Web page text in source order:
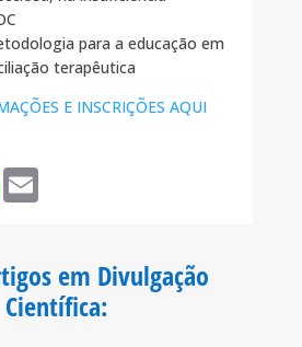
para a educação em
terapêutica
E INSCRIÇÕES AQUI
A
p
E
em Divulgação
Científica: